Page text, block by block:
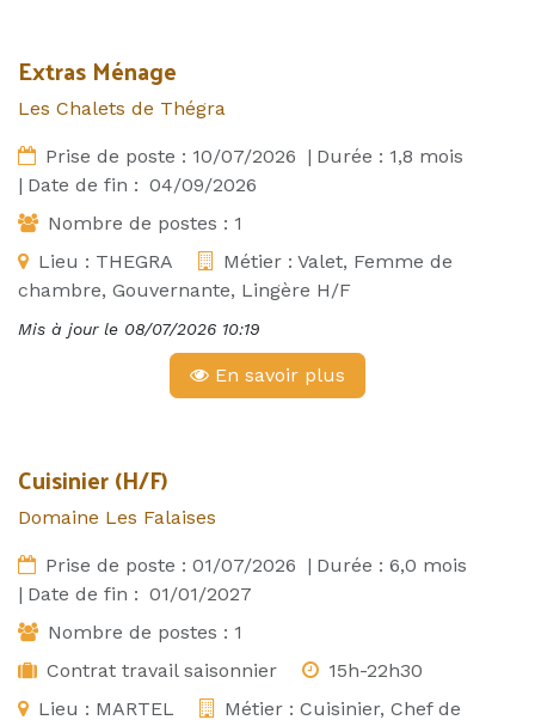
Extras Ménage
Les Chalets de Thégra
Prise de poste : 10/07/2026 | Durée : 1,8 mois
| Date de fin : 04/09/2026
Nombre de postes : 1
Lieu : THEGRA Métier : Valet, Femme de
chambre, Gouvernante, Lingère H/F
Mis à jour le 08/07/2026 10:19
En savoir plus
Cuisinier (H/F)
Domaine Les Falaises
Prise de poste : 01/07/2026 | Durée : 6,0 mois
| Date de fin : 01/01/2027
Nombre de postes : 1
Contrat travail saisonnier
15h-22h30
Lieu : MARTEL Métier : Cuisinier, Chef de